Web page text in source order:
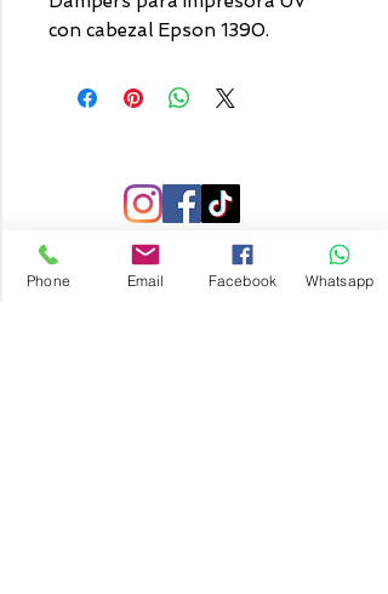
con cabezal Epson 1390.
Phone Email Facebook Whatsapp